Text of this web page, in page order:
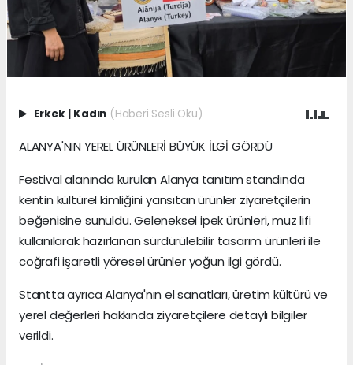
Erkek | Kadın (Haberi Sesli Oku)
ALANYA'NIN YEREL ÜRÜNLERİ BÜYÜK İLGİ GÖRDÜ
Festival alanında kurulan Alanya tanıtım standında
kentin kültürel kimliğini yansıtan ürünler ziyaretçilerin
beğenisine sunuldu. Geleneksel ipek ürünleri, muz lifi
kullanılarak hazırlanan sürdürülebilir tasarım ürünleri ile
coğrafi işaretli yöresel ürünler yoğun ilgi gördü.
Stantta ayrıca Alanya'nın el sanatları, üretim kültürü ve
yerel değerleri hakkında ziyaretçilere detaylı bilgiler
verildi.